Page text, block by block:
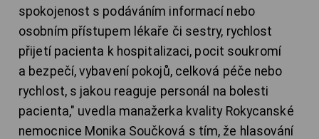
spokojenost s podáváním informací nebo
osobním přístupem lékaře či sestry, rychlost
přijetí pacienta k hospitalizaci, pocit soukromí
a bezpečí, vybavení pokojů, celková péče nebo
rychlost, s jakou reaguje personál na bolesti
pacienta," uvedla manažerka kvality Rokycanské
nemocnice Monika Součková s tím, že hlasování